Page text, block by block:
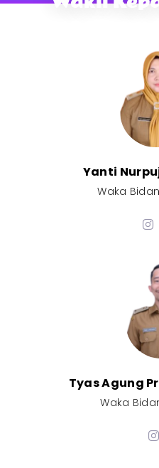
Yanti
Waka
Tyas Agung
Waka